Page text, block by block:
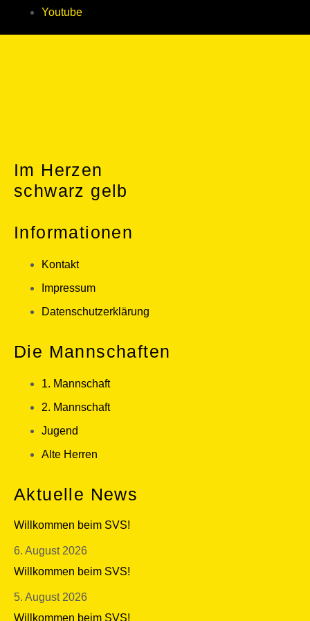
Youtube
Im Herzen
schwarz gelb
Informationen
Kontakt
Impressum
Datenschutzerklärung
Die Mannschaften
1. Mannschaft
2. Mannschaft
Jugend
Alte Herren
Aktuelle News
Willkommen beim SVS!
6. August 2026
Willkommen beim SVS!
5. August 2026
Willkommen beim SVS!